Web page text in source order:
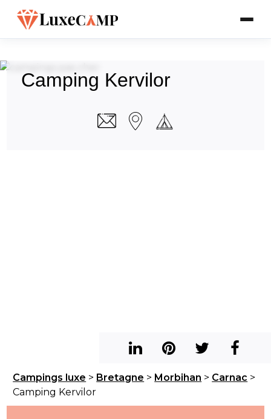
Camping Kervilor
Campings luxe > Bretagne > Morbihan > Carnac >
Camping Kervilor